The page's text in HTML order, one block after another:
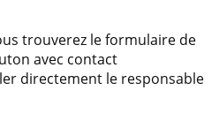
trouverez le formulaire de
avec contact
directement le responsable